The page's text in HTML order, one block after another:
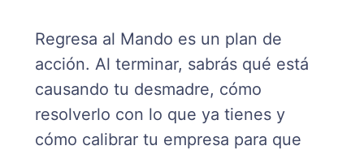
Regresa al Mando es un plan de
acción. Al terminar, sabrás qué está
causando tu desmadre, cómo
resolverlo con lo que ya tienes y
cómo calibrar tu empresa para que